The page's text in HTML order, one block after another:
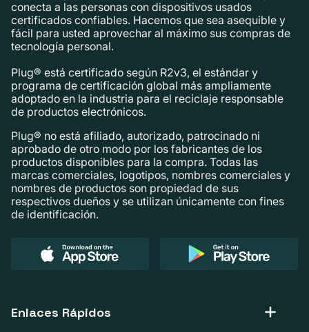
conecta a las personas con dispositivos usados ​​
certificados confiables. Hacemos que sea asequible y
fácil para usted aprovechar al máximo sus compras de
tecnología personal.
Plug® está certificado según R2v3, el estándar y
programa de certificación global más ampliamente
adoptado en la industria para el reciclaje responsable
de productos electrónicos.
Plug® no está afiliado, autorizado, patrocinado ni
aprobado de otro modo por los fabricantes de los
productos disponibles para la compra. Todas las
marcas comerciales, logotipos, nombres comerciales y
nombres de productos son propiedad de sus
respectivos dueños y se utilizan únicamente con fines
de identificación.
Enlaces Rápidos